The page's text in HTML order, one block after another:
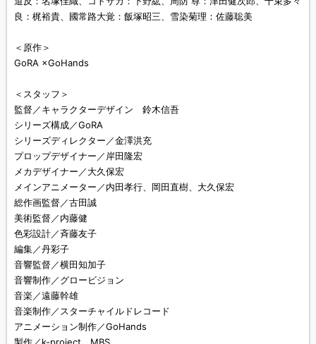
良：梶裕貴、國常路大覚：飯塚昭三、雪染菊理：佐藤聡美
＜原作＞
GoRA ×GoHands
＜スタッフ＞
監督／キャラクターデザイン 鈴木信吾
シリーズ構成／GoRA
シリーズディレクター／金澤洪充
プロップデザイナー／岸田隆宏
メカデザイナー／大久保宏
メインアニメーター／内田孝行、岡田直樹、大久保宏
総作画監督／古田誠
美術監督／内藤健
色彩設計／斉藤友子
編集／丹彩子
音響監督／横田知加子
音響制作／グロービジョン
音楽／遠藤幹雄
音楽制作／スターチャイルドレコード
アニメーション制作／GoHands